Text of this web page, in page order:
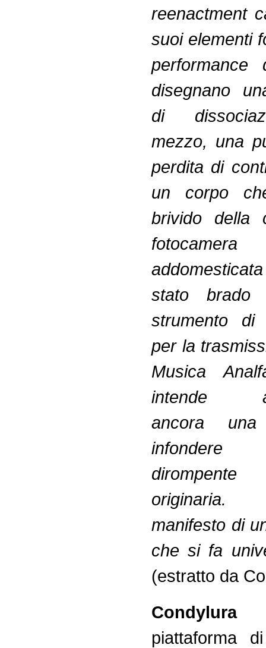
reenactment
suoi elementi
performance
disegnano
di
mezzo, una
perdita di
un corpo
brivido della
fotocamera
stato brado
strumento di
per la
Musica
intende
ancora
originaria.
manifesto di
che si fa
(estratto da
piattaforma